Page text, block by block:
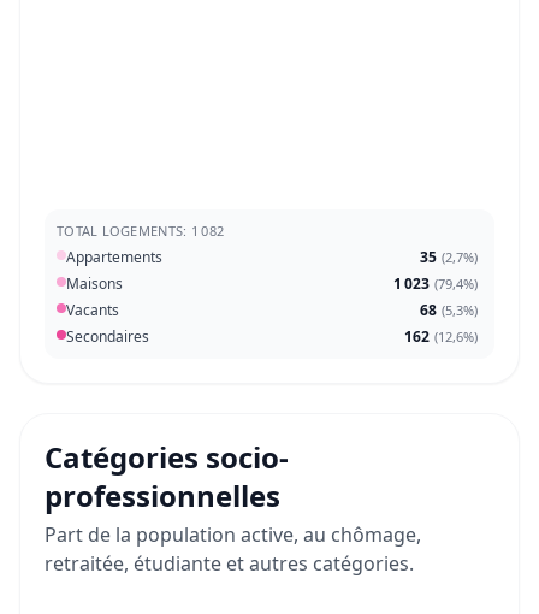
TOTAL LOGEMENTS: 1 082
Appartements 35 (2,7%)
Maisons 1 023 (79,4%)
Vacants 68 (5,3%)
Secondaires 162 (12,6%)
Catégories socio-
professionnelles
Part de la population active, au chômage,
retraitée, étudiante et autres catégories.